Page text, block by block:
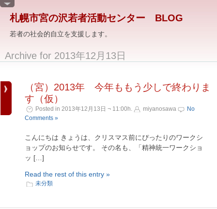
札幌市宮の沢若者活動センター BLOG
若者の社会的自立を支援します。
Archive for 2013年12月13日
（宮）2013年 今年ももう少しで終わりま
す（仮）
Posted in 2013年12月13日 ¬ 11:00h. miyanosawa
No
Comments »
こんにちは きょうは、クリスマス前にぴったりのワークシ
ョップのお知らせです。 その名も、「精神統一ワークショ
ッ […]
Read the rest of this entry »
未分類